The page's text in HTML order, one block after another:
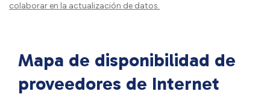
colaborar en la actualización de datos.
Mapa de disponibilidad de
proveedores de Internet